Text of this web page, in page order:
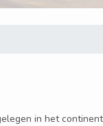
in het